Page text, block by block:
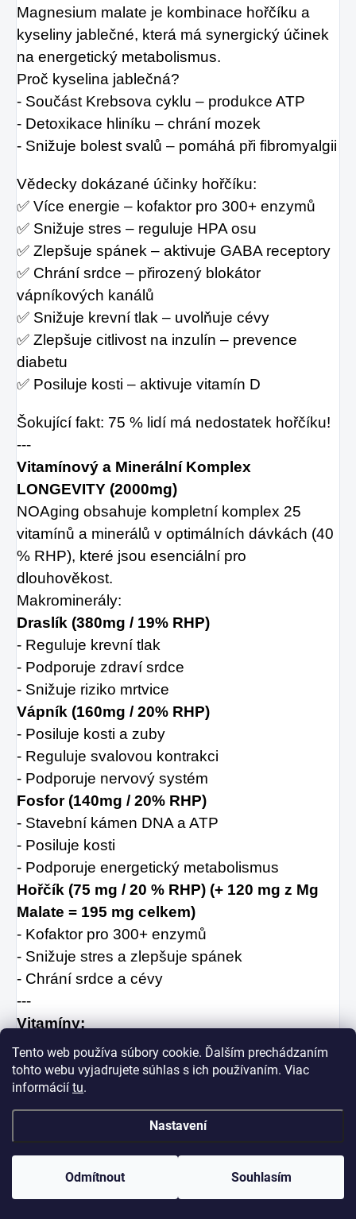
Tento web používa súbory cookie. Ďalším prechádzaním
tohto webu vyjadrujete súhlas s ich používaním. Viac
informácií tu.
Nastavení
Odmítnout Souhlasím
Magnesium malate je kombinace hořčíku a
kyseliny jablečné, která má synergický účinek
na energetický metabolismus.
Proč kyselina jablečná?
- Součást Krebsova cyklu – produkce ATP
- Detoxikace hliníku – chrání mozek
- Snižuje bolest svalů – pomáhá při fibromyalgii
Vědecky dokázané účinky hořčíku:
✅ Více energie – kofaktor pro 300+ enzymů
✅ Snižuje stres – reguluje HPA osu
✅ Zlepšuje spánek – aktivuje GABA receptory
✅ Chrání srdce – přirozený blokátor
vápníkových kanálů
✅ Snižuje krevní tlak – uvolňuje cévy
✅ Zlepšuje citlivost na inzulín – prevence
diabetu
✅ Posiluje kosti – aktivuje vitamín D
Šokující fakt: 75 % lidí má nedostatek hořčíku!
---
Vitamínový a Minerální Komplex
LONGEVITY (2000mg)
NOAging obsahuje kompletní komplex 25
vitamínů a minerálů v optimálních dávkách (40
% RHP), které jsou esenciální pro
dlouhověkost.
Makrominerály:
Draslík (380mg / 19% RHP)
- Reguluje krevní tlak
- Podporuje zdraví srdce
- Snižuje riziko mrtvice
Vápník (160mg / 20% RHP)
- Posiluje kosti a zuby
- Reguluje svalovou kontrakci
- Podporuje nervový systém
Fosfor (140mg / 20% RHP)
- Stavební kámen DNA a ATP
- Posiluje kosti
- Podporuje energetický metabolismus
Hořčík (75 mg / 20 % RHP) (+ 120 mg z Mg
Malate = 195 mg celkem)
- Kofaktor pro 300+ enzymů
- Snižuje stres a zlepšuje spánek
- Chrání srdce a cévy
---
Vitamíny:
Vitamín C (32 mg / 40 % RHP)
- Nejdůležitější antioxidant
- Kofaktor pro kolagen syntézu
- Podporuje imunitu
Vitamín E (4,8 mg / 40 % RHP)
- Chrání buněčné membrány
- Antioxidant
- Chrání před UV zářením